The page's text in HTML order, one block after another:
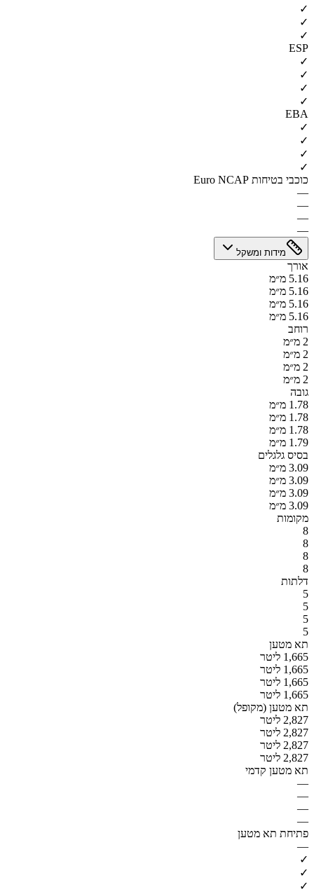
✓
✓
✓
ESP
✓
✓
✓
✓
EBA
✓
✓
✓
✓
כוכבי בטיחות Euro NCAP
—
—
—
—
מידות ומשקל
אורך
5.16 מ״מ
5.16 מ״מ
5.16 מ״מ
5.16 מ״מ
רוחב
2 מ״מ
2 מ״מ
2 מ״מ
2 מ״מ
גובה
1.78 מ״מ
1.78 מ״מ
1.78 מ״מ
1.79 מ״מ
בסיס גלגלים
3.09 מ״מ
3.09 מ״מ
3.09 מ״מ
3.09 מ״מ
מקומות
8
8
8
8
דלתות
5
5
5
5
תא מטען
1,665 ליטר
1,665 ליטר
1,665 ליטר
1,665 ליטר
תא מטען (מקופל)
2,827 ליטר
2,827 ליטר
2,827 ליטר
2,827 ליטר
תא מטען קדמי
—
—
—
—
פתיחת תא מטען
—
✓
✓
✓